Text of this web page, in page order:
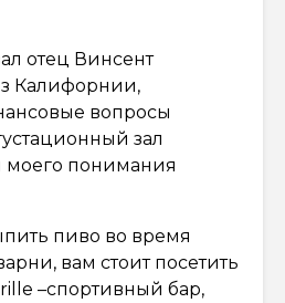
отец Винсент
Калифорнии,
вопросы
зал
моего понимания
пиво во время
вам стоит посетить
–спортивный бар,